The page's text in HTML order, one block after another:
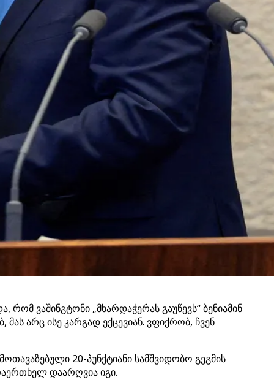
ვაშინგტონი „მხარდაჭერას გაუწევს“ ბენიამინ
არც ისე კარგად ექცევიან. ვფიქრობ, ჩვენ
20-პუნქტიანი სამშვიდობო გეგმის
დაარღვია იგი.